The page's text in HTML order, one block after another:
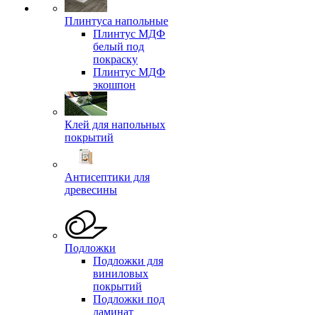
Плинтуса напольные
Плинтус МДФ
белый под
покраску
Плинтус МДФ
экошпон
Клей для напольных
покрытий
Антисептики для
древесины
Подложки
Подложки для
виниловых
покрытий
Подложки под
ламинат